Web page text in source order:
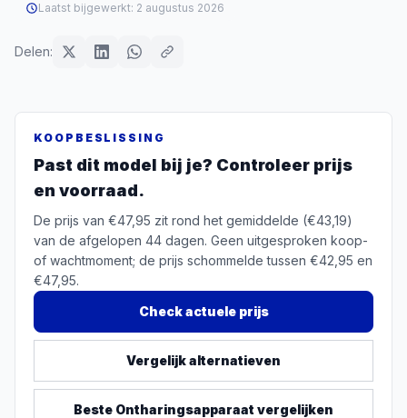
Laatst bijgewerkt: 2 augustus 2026
Delen:
KOOPBESLISSING
Past dit model bij je? Controleer prijs
en voorraad.
De prijs van €47,95 zit rond het gemiddelde (€43,19)
van de afgelopen 44 dagen. Geen uitgesproken koop-
of wachtmoment; de prijs schommelde tussen €42,95 en
€47,95.
Check actuele prijs
Vergelijk alternatieven
Beste Ontharingsapparaat vergelijken